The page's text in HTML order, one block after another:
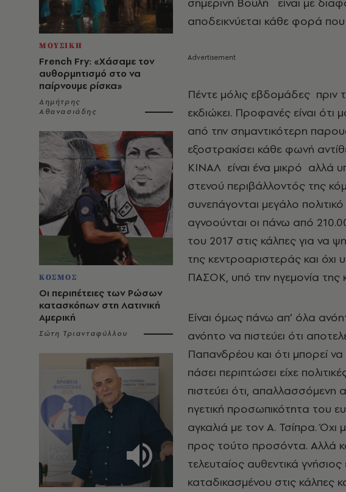
ΜΟΥΣΙΚΗ
French Fry: «Χάσαμε τον
αυθορμητισμό στο να
παίρνουμε ρίσκα»
Δημήτρης
Αθανασιάδης
ΚΟΣΜΟΣ
Οι περιπέτειες των Ρώσων
κατασκόπων στη Λατινική
Αμερική
Σώτη Τριανταφύλλου
αποδεικνύεται κάθε φορά
Πέντε μόλις εβδομάδες πριν
εκδιώκει. Προφανές είναι ότι
από την σημαντικότερη
εξοστρακίσει κάθε φωνή
ΚΙΝΑΛ είναι ένα μικρό αλλά
στενού περιβάλλοντός της
συνεπάγονται μεγάλο
αγνοούνται οι πάνω από
του 2017 στις κάλπες για να
της κεντροαριστεράς και
ΠΑΣΟΚ, υπό την ηγεμονία
Είναι όμως πάνω απ’ όλα
ανόητο να πιστεύει ότι
Παπανδρέου και ότι μπορεί
πάσει περιπτώσει είχε
πιστεύει ότι, απαλλασσόμενη
ηγετική προσωπικότητα του
αγκαλιά με τον Α. Τσίπρα. Όχι
προς τούτο προσόντα. Αλλά
τελευταίος αυθεντικά
καταδικασμένου στις